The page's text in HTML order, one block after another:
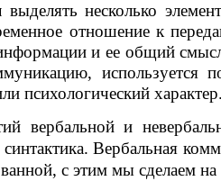
несколько
отношение к
и ее общий
используется
психологический
вербальной и
Вербальная
с этим мы сделаем на